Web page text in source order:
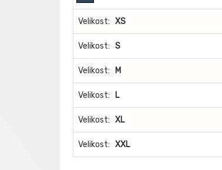
Velikost: XS
Velikost: S
Velikost: M
Velikost: L
Velikost: XL
Velikost: XXL